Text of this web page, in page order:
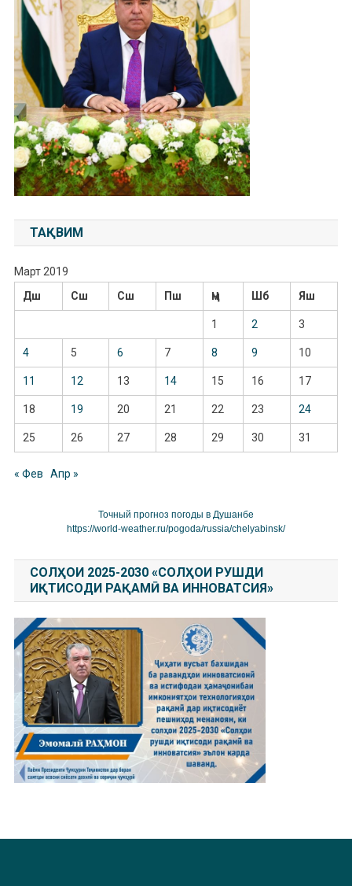
ТАҚВИМ
Март 2019
Дш
Сш Сш Пш Ҷм Шб Яш
1 2 3
4 5 6 7 8 9 10
11 12 13 14 15 16 17
18 19 20 21 22 23 24
25 26 27 28 29 30 31
« Фев Апр »
Точный прогноз погоды в Душанбе
https://world-weather.ru/pogoda/russia/chelyabinsk/
СОЛҲОИ 2025-2030 «СОЛҲОИ РУШДИ
ИҚТИСОДИ РАҚАМӢ ВА ИННОВАТСИЯ»